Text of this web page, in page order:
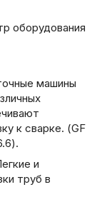
оборудования
машины
к сварке. (GF
и
труб в